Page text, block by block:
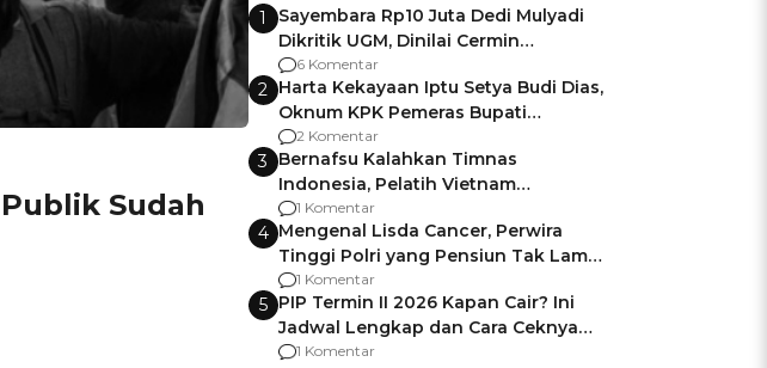
Sudah
1
Sayembara Rp10 Juta Dedi Mulyadi
Dikritik UGM, Dinilai Cermin
Gagalnya Negara Jamin Keamanan
6 Komentar
2 Harta Kekayaan Iptu Setya Budi Dias,
Oknum KPK Pemeras Bupati
Pemalang
2 Komentar
3 Bernafsu Kalahkan Timnas
Indonesia, Pelatih Vietnam
Berencana Pakai Jimat di Pakansari
1 Komentar
4 Mengenal Lisda Cancer, Perwira
Tinggi Polri yang Pensiun Tak Lama
Usai Jadi Brigjen
1 Komentar
5 PIP Termin II 2026 Kapan Cair? Ini
Jadwal Lengkap dan Cara Ceknya
agar Dana Tidak Hangus!
1 Komentar